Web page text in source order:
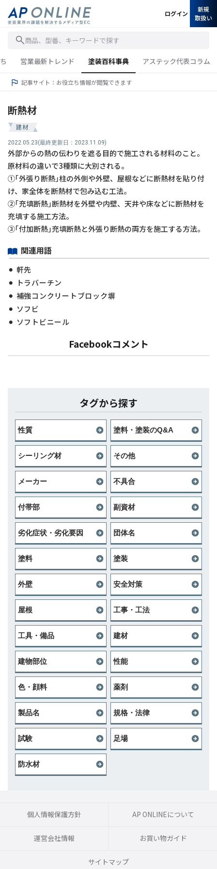
商品、型番、キーワードで探す
ログイン
新規
取扱い
営業最新トレンド 塗装百科事典 アステック代表コラム
記事サイト：お役立ち情報が閲覧できます
断熱材
建材
2022.05.23(最終更新日：2023.11.09)
外部からの熱の伝わりを遮る目的で施工される材料のこと。
原材料の違いで3種類に大別される。
①｢外張り断熱｣柱の外側や外壁、屋根などに断熱材を貼り付
け、家全体を断熱材で包み込む工法。
②｢充填断熱｣断熱材を外壁や内壁、天井や床などに断熱材を
充填する施工方法。
③｢付加断熱｣充填断熱と外張り断熱の両方を施工する方法。
関連用語
軒先
トラバーチン
補強コンクリートブロック塀
ソフビ
ソフトビニール
Facebookコメント
タグから探す
性質 塗料・塗装のQ&A
シーリング材 その他
メーカー 不具合
付帯部 副資材
劣化症状・劣化要因 団体名
塗料 塗装
外壁 安全対策
屋根 工事・工法
工具・備品 建材
建物部位 性能
色・顔料 薬剤
製品名 規格・法律
試験 足場
防水材
個人情報保護方針 AP ONLINEについて
運営会社情報 お買い物ガイド
サイトマップ